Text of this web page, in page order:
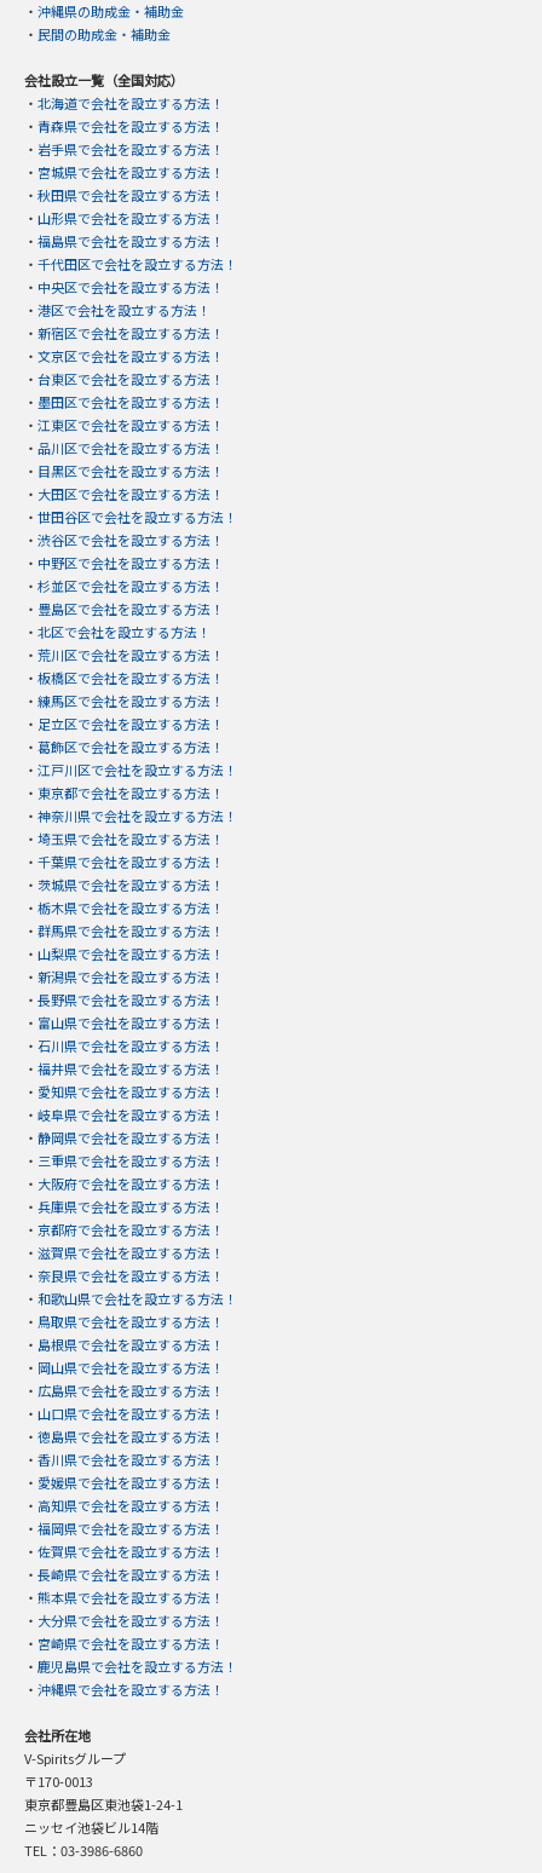
・ 沖縄県の助成金・補助金
・ 民間の助成金・補助金
会社設立一覧（全国対応）
・ 北海道で会社を設立する方法！
・ 青森県で会社を設立する方法！
・ 岩手県で会社を設立する方法！
・ 宮城県で会社を設立する方法！
・ 秋田県で会社を設立する方法！
・ 山形県で会社を設立する方法！
・ 福島県で会社を設立する方法！
・ 千代田区で会社を設立する方法！
・ 中央区で会社を設立する方法！
・ 港区で会社を設立する方法！
・ 新宿区で会社を設立する方法！
・ 文京区で会社を設立する方法！
・ 台東区で会社を設立する方法！
・ 墨田区で会社を設立する方法！
・ 江東区で会社を設立する方法！
・ 品川区で会社を設立する方法！
・ 目黒区で会社を設立する方法！
・ 大田区で会社を設立する方法！
・ 世田谷区で会社を設立する方法！
・ 渋谷区で会社を設立する方法！
・ 中野区で会社を設立する方法！
・ 杉並区で会社を設立する方法！
・ 豊島区で会社を設立する方法！
・ 北区で会社を設立する方法！
・ 荒川区で会社を設立する方法！
・ 板橋区で会社を設立する方法！
・ 練馬区で会社を設立する方法！
・ 足立区で会社を設立する方法！
・ 葛飾区で会社を設立する方法！
・ 江戸川区で会社を設立する方法！
・ 東京都で会社を設立する方法！
・ 神奈川県で会社を設立する方法！
・ 埼玉県で会社を設立する方法！
・ 千葉県で会社を設立する方法！
・ 茨城県で会社を設立する方法！
・ 栃木県で会社を設立する方法！
・ 群馬県で会社を設立する方法！
・ 山梨県で会社を設立する方法！
・ 新潟県で会社を設立する方法！
・ 長野県で会社を設立する方法！
・ 富山県で会社を設立する方法！
・ 石川県で会社を設立する方法！
・ 福井県で会社を設立する方法！
・ 愛知県で会社を設立する方法！
・ 岐阜県で会社を設立する方法！
・ 静岡県で会社を設立する方法！
・ 三重県で会社を設立する方法！
・ 大阪府で会社を設立する方法！
・ 兵庫県で会社を設立する方法！
・ 京都府で会社を設立する方法！
・ 滋賀県で会社を設立する方法！
・ 奈良県で会社を設立する方法！
・ 和歌山県で会社を設立する方法！
・ 鳥取県で会社を設立する方法！
・ 島根県で会社を設立する方法！
・ 岡山県で会社を設立する方法！
・ 広島県で会社を設立する方法！
・ 山口県で会社を設立する方法！
・ 徳島県で会社を設立する方法！
・ 香川県で会社を設立する方法！
・ 愛媛県で会社を設立する方法！
・ 高知県で会社を設立する方法！
・ 福岡県で会社を設立する方法！
・ 佐賀県で会社を設立する方法！
・ 長崎県で会社を設立する方法！
・ 熊本県で会社を設立する方法！
・ 大分県で会社を設立する方法！
・ 宮崎県で会社を設立する方法！
・ 鹿児島県で会社を設立する方法！
・ 沖縄県で会社を設立する方法！
会社所在地
V-Spiritsグループ
〒170-0013
東京都豊島区東池袋1-24-1
ニッセイ池袋ビル14階
TEL：03-3986-6860